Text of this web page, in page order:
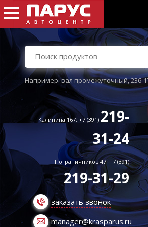
Например:вал промежуточный,236-
Калинина 167: +7 (391) 219-
31-24
Пограничников 47: +7 (391)
219-31-29
заказать звонок
manager@krasparus.ru